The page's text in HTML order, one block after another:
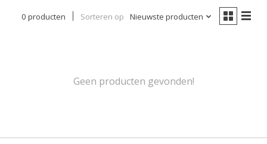
0 producten Sorteren op Nieuwste producten
Geen producten gevonden!